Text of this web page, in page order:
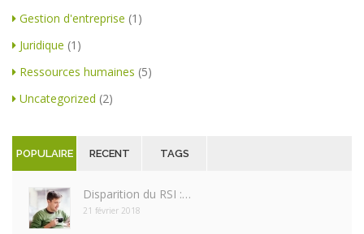
Gestion d'entreprise (1)
Juridique (1)
Ressources humaines (5)
Uncategorized (2)
POPULAIRE RECENT TAGS
Disparition du RSI :…
21 février 2018